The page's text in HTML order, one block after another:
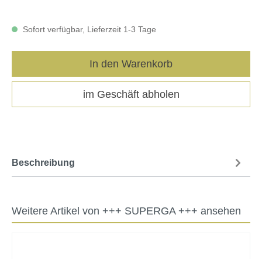
Sofort verfügbar, Lieferzeit 1-3 Tage
In den Warenkorb
im Geschäft abholen
Weitere Artikel von +++ SUPERGA +++ ansehen
Beschreibung